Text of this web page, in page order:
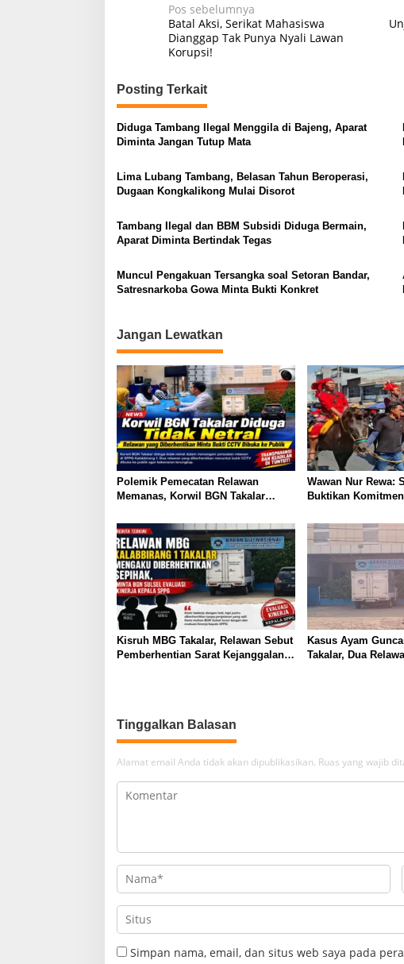
N
a
v
i
g
a
s
i
p
s
Pos sebelumnya
Batal Aksi, Serikat Mahasiswa
Dianggap Tak Punya Nyali Lawan
Korupsi!
Posting Terkait
Diduga Tambang Ilegal Menggila di Bajeng, Aparat
Diminta Jangan Tutup Mata
Lima Lubang Tambang, Belasan Tahun Beroperasi,
Dugaan Kongkalikong Mulai Disorot
Tambang Ilegal dan BBM Subsidi Diduga Bermain,
Aparat Diminta Bertindak Tegas
Muncul Pengakuan Tersangka soal Setoran Bandar,
Satresnarkoba Gowa Minta Bukti Konkret
Jangan Lewatkan
Polemik Pemecatan Relawan
Memanas, Korwil BGN Takalar
Wawan Nur Rewa:
Buktikan
Kisruh MBG Takalar, Relawan Sebut
Pemberhentian Sarat Kejanggalan
Kasus Ayam
Takalar, Dua
Tinggalkan Balasan
Alamat email Anda tidak akan dipublikasikan. Ruas yang wajib
Simpan nama, email, dan situs web saya pada